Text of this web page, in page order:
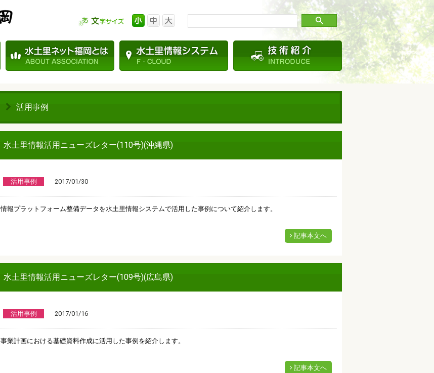
活用事例
水土里情報活用ニューズレター(110号)(沖縄県)
活用事例 2017/01/30
情報プラットフォーム整備データを水土里情報システムで活用した事例について紹介します。
記事本文へ
水土里情報活用ニューズレター(109号)(広島県)
活用事例 2017/01/16
事業計画における基礎資料作成に活用した事例を紹介します。
記事本文へ